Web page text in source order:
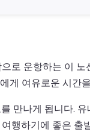
로 운항하는 이
게 여유로운 시간
만나게 됩니다.
행하기에 좋은 출